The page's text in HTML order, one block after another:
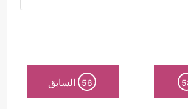
وحدةالصفالمؤمن،
تَطۡرُدِ ٱلَّذِینَ یَدۡعُونَ رَبَّهُم بِٱلۡغَدَوٰةِ
وَجۡهَهُۥ ۖ ﴾
وقد كان هذا مطلبًا
56 السابق